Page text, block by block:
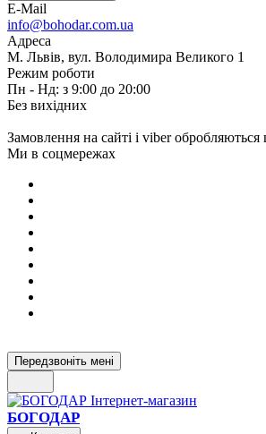
E-Mail
info@bohodar.com.ua
Адреса
М. Львів, вул. Володимира Великого 1
Режим роботи
Пн - Нд: з 9:00 до 20:00
Без вихідних
Замовлення на сайті і viber обробляються
Ми в соцмережах
Передзвоніть мені
БОГОДАР